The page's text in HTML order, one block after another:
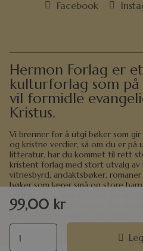
99,00 kr
Facebook
Hermon Forlag er
kulturforlag som
vil formidle
Kristus.
Vi brenner for å utgi bøker som
og kristne verdier, så om du er på
litteratur, har du kommet til rett
kristent forlag med stort utvalg av
vitnesbyrd, andaktsbøker,
bøker som lærer små og store
ungdom og unge voksne. Du finner
og andre gaveartikler i det store